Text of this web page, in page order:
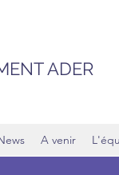
ADER
A venir